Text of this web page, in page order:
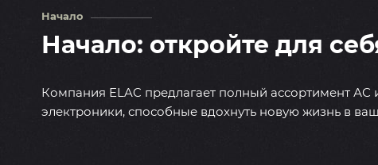
Начало
Начало: откройте для
Компания ELAC предлагает полный ассортимент
электроники, способные вдохнуть новую жизнь в